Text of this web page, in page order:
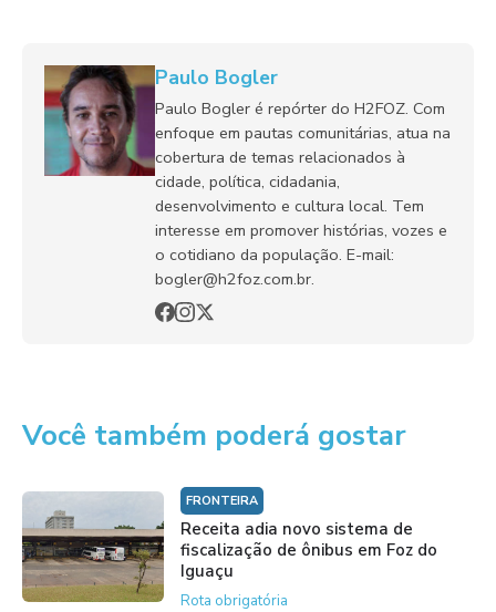
Paulo Bogler
Paulo Bogler é repórter do H2FOZ. Com
enfoque em pautas comunitárias, atua na
cobertura de temas relacionados à
cidade, política, cidadania,
desenvolvimento e cultura local. Tem
interesse em promover histórias, vozes e
o cotidiano da população. E-mail:
bogler@h2foz.com.br.
Você também poderá gostar
FRONTEIRA
Receita adia novo sistema de
fiscalização de ônibus em Foz do
Iguaçu
Rota obrigatória